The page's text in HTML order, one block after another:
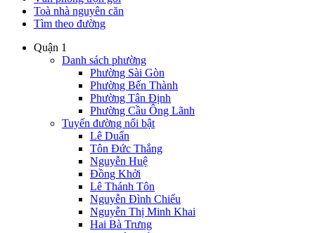
Toà nhà nguyên căn
Tìm theo đường
Quận 1
Danh sách phường
Phường Sài Gòn
Phường Bến Thành
Phường Tân Định
Phường Cầu Ông Lãnh
Tuyến đường nổi bật
Lê Duẩn
Tôn Đức Thắng
Nguyễn Huệ
Đồng Khởi
Lê Thánh Tôn
Nguyễn Đình Chiểu
Nguyễn Thị Minh Khai
Hai Bà Trưng